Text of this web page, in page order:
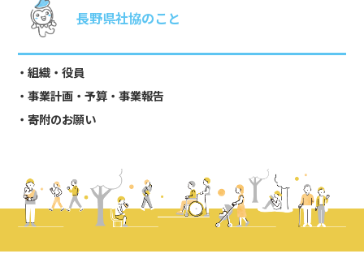
長野県社協のこと
組織・役員
事業計画・予算・事業報告
寄附のお願い